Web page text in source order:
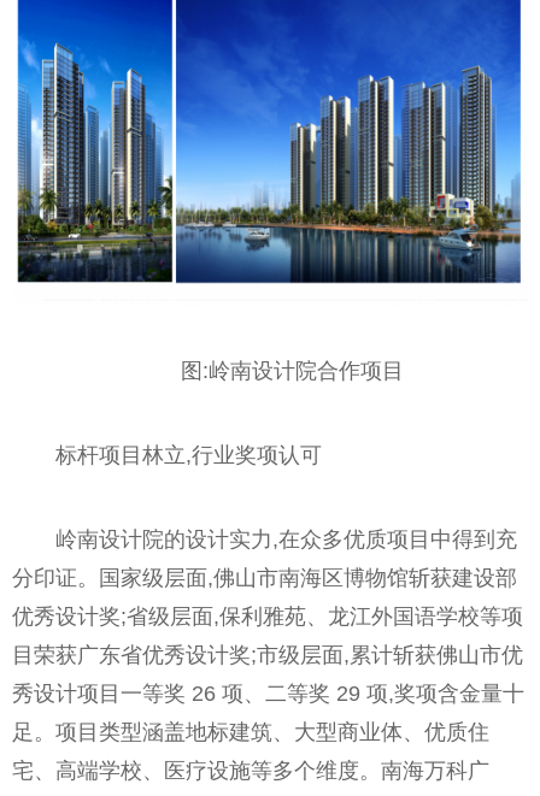
图:岭南设计院合作项目
标杆项目林立,行业奖项认可
岭南设计院的设计实力,在众多优质项目中得到充
分印证。国家级层面,佛山市南海区博物馆斩获建设部
优秀设计奖;省级层面,保利雅苑、龙江外国语学校等项
目荣获广东省优秀设计奖;市级层面,累计斩获佛山市优
秀设计项目一等奖 26 项、二等奖 29 项,奖项含金量十
足。项目类型涵盖地标建筑、大型商业体、优质住
宅、高端学校、医疗设施等多个维度。南海万科广